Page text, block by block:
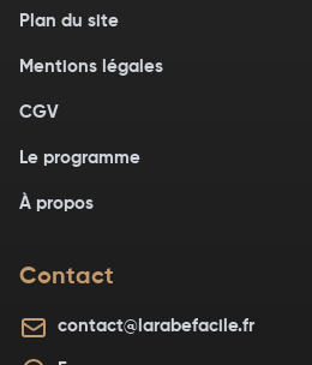
Plan du site
Mentions légales
CGV
Le programme
À propos
Contact
contact@larabefacile.fr